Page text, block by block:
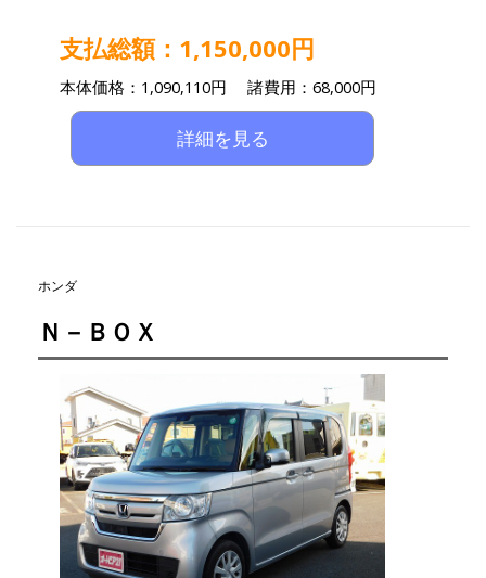
支払総額：1,150,000円
本体価格：1,090,110円 諸費用：68,000円
詳細を見る
ホンダ
Ｎ－ＢＯＸ